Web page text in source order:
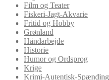
Film og Teater
Fiskeri-Jagt-Akvarie
Fritid og Hobby
Grønland
Håndarbejde
Historie
Humor og Ordsprog
Krige
Krimi-Autentisk-Spænding